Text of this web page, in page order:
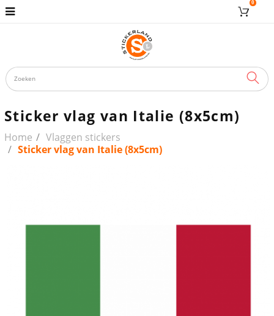
0
Sticker vlag van Italie (8x5cm)
Home
Vlaggen stickers
Sticker vlag van Italie (8x5cm)